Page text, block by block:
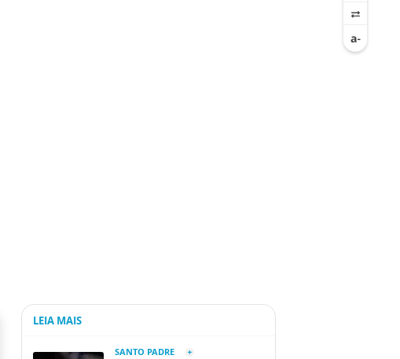
LEIA MAIS
SANTO PADRE